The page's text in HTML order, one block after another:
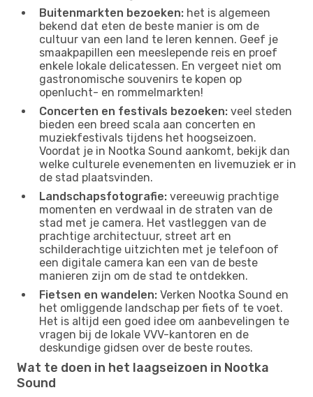
Buitenmarkten bezoeken: het is algemeen
bekend dat eten de beste manier is om de
cultuur van een land te leren kennen. Geef je
smaakpapillen een meeslepende reis en proef
enkele lokale delicatessen. En vergeet niet om
gastronomische souvenirs te kopen op
openlucht- en rommelmarkten!
Concerten en festivals bezoeken: veel steden
bieden een breed scala aan concerten en
muziekfestivals tijdens het hoogseizoen.
Voordat je in Nootka Sound aankomt, bekijk dan
welke culturele evenementen en livemuziek er in
de stad plaatsvinden.
Landschapsfotografie: vereeuwig prachtige
momenten en verdwaal in de straten van de
stad met je camera. Het vastleggen van de
prachtige architectuur, street art en
schilderachtige uitzichten met je telefoon of
een digitale camera kan een van de beste
manieren zijn om de stad te ontdekken.
Fietsen en wandelen: Verken Nootka Sound en
het omliggende landschap per fiets of te voet.
Het is altijd een goed idee om aanbevelingen te
vragen bij de lokale VVV-kantoren en de
deskundige gidsen over de beste routes.
Wat te doen in het laagseizoen in Nootka
Sound